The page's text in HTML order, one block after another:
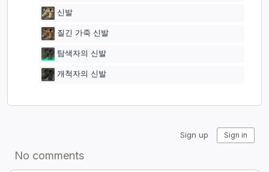
신발
질긴 가죽 신발
탐색자의 신발
개척자의 신발